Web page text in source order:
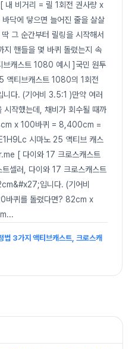
비거리 = 릴 1회전 권사량 x
닥에 닿으면 늘어진 줄을 살살
그 순간부터 릴링을 시작해서
지 핸들을 몇 바퀴 돌렸는지 속
브캐스트 1080 예시 ]국민 원투
액티브캐스트 1080의 1회전
다. (기어비 3.5:1 )만약 여러
시작했는데, 채비가 회수될 때까
x 100바퀴 = 8,400cm =
시마노 25 액티브 캐스
[ 다이와 17 크로스캐스트
셀러, 다이와 17 크로스캐스트
입니다. (기어비
바퀴를 돌렸다면? 82cm x
...
법 3가지 액티브캐스트, 크로스캐